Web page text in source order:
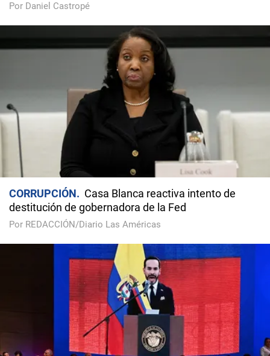
Por Daniel Castropé
CORRUPCIÓN
Casa Blanca reactiva intento de
destitución de gobernadora de la Fed
Por REDACCIÓN/Diario Las Américas